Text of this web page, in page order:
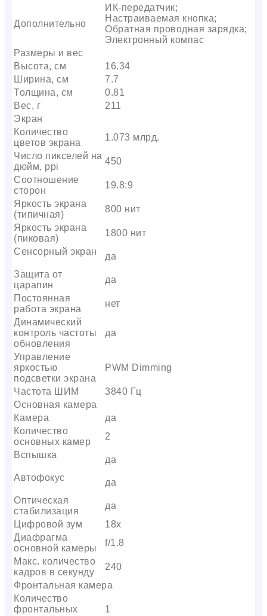
Дополнительно
ИК-передатчик;
Настраиваемая кнопка;
Обратная проводная зарядка;
Электронный компас
Размеры и вес
Высота, см
16.34
Ширина, см
7.7
Толщина, см
0.81
Вес, г
211
Экран
Количество
цветов экрана
1.073 млрд.
Число пикселей на
дюйм, ppi
450
Соотношение
сторон
19.8:9
Яркость экрана
(типичная)
800 нит
Яркость экрана
(пиковая)
1800 нит
Сенсорный экран
да
Защита от
царапин
да
Постоянная
работа экрана
нет
Динамический
контроль частоты
обновления
да
Управление
яркостью
подсветки экрана
PWM Dimming
Частота ШИМ
3840 Гц
Основная камера
Камера
да
Количество
основных камер
2
Вспышка
да
Автофокус
да
Оптическая
стабилизация
да
Цифровой зум
18x
Диафрагма
основной камеры
f/1.8
Макс. количество
кадров в секунду
240
Фронтальная камера
Количество
фронтальных
1